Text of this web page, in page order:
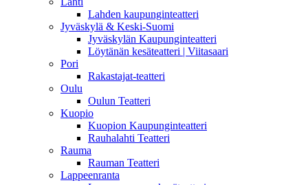
Lahden kaupunginteatteri
Jyväskylä & Keski-Suomi
Jyväskylän Kaupunginteatteri
Löytänän kesäteatteri | Viitasaari
Pori
Rakastajat-teatteri
Oulu
Oulun Teatteri
Kuopio
Kuopion Kaupunginteatteri
Rauhalahti Teatteri
Rauma
Rauman Teatteri
Lappeenranta